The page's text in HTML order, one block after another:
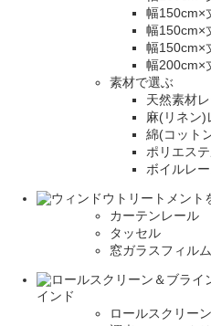
幅150cm×
幅150cm×
幅150cm×
幅200cm×
素材で選ぶ
天然素材
麻(リネン)
綿(コット
ポリエス
ボイルレ
カーテンレール
タッセル
窓ガラスフィルム
インド
ロールスクリーン